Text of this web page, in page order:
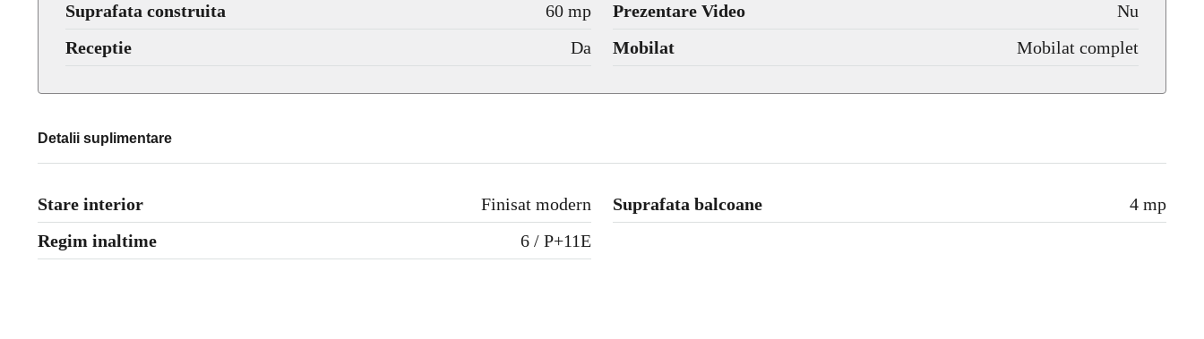
Suprafata construita
60 mp Prezentare Video
Nu
Receptie
Da Mobilat Mobilat complet
Detalii suplimentare
Stare interior Finisat modern Suprafata balcoane
4 mp
Regim inaltime
6 / P+11E